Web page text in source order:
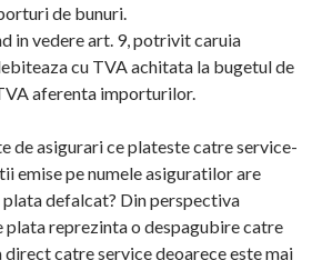
de bunuri.
in vedere art. 9, potrivit caruia
cu TVA achitata la bugetul de
aferenta importurilor.
de asigurari ce plateste catre service-
emise pe numele asiguratilor are
defalcat? Din perspectiva
plata reprezinta o despagubire catre
catre service deoarece este mai